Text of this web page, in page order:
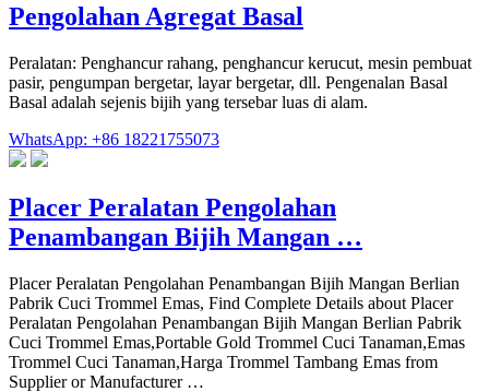
Pengolahan Agregat Basal
Peralatan: Penghancur rahang, penghancur kerucut, mesin pembuat
pasir, pengumpan bergetar, layar bergetar, dll. Pengenalan Basal
Basal adalah sejenis bijih yang tersebar luas di alam.
WhatsApp: +86 18221755073
Placer Peralatan Pengolahan
Penambangan Bijih Mangan …
Placer Peralatan Pengolahan Penambangan Bijih Mangan Berlian
Pabrik Cuci Trommel Emas, Find Complete Details about Placer
Peralatan Pengolahan Penambangan Bijih Mangan Berlian Pabrik
Cuci Trommel Emas,Portable Gold Trommel Cuci Tanaman,Emas
Trommel Cuci Tanaman,Harga Trommel Tambang Emas from
Supplier or Manufacturer …